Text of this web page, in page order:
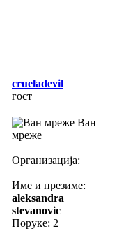
crueladevil
гост
Ван
мреже
Организација:
Име и презиме:
aleksandra
stevanovic
Поруке: 2